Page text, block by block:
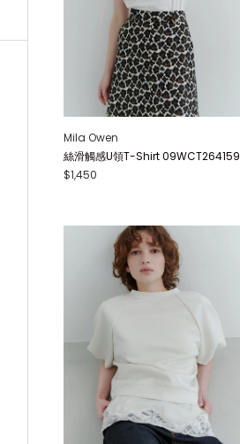
Mila Owen
絲滑觸感U領T-Shirt 09WCT264159
$1,450